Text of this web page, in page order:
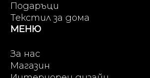
Подаръци
Текстил за дома
МЕНЮ
За нас
Магазин